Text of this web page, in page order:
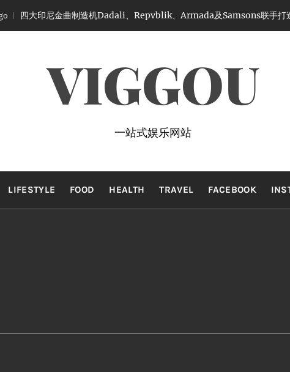
四大印尼金曲制造机Dadali、Repvblik、Armada及Samsons联手打造年
VIGGOU
一站式娱乐网站
LIFESTYLE FOOD HEALTH TRAVEL FACEBOOK